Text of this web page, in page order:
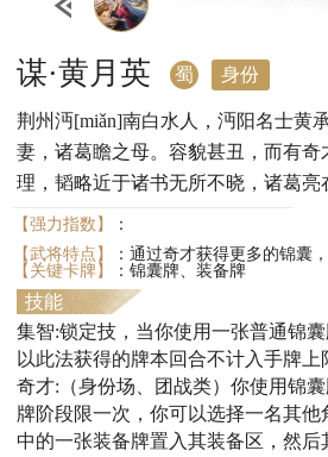
谋·黄月英 蜀 身份
荆州沔[miǎn]南白水人，沔阳名士黄
妻，诸葛瞻之母。容貌甚丑，而有
理，韬略近于诸书无所不晓，诸葛亮
【强力指数】
：
【武将特点】
：通过奇才获得更多的锦囊
【关键卡牌】
：锦囊牌、装备牌
技能
集智:锁定技，当你使用一张普通锦囊
以此法获得的牌本回合不计入手牌上
奇才:（身份场、团战类）你使用锦
牌阶段限一次，你可以选择一名其
中的一张装备牌置入其装备区，然后